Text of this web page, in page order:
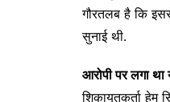
गौरतलब है कि
सुनाई थी.
आरोपी पर लगा था
शिकायतकर्ता हेम